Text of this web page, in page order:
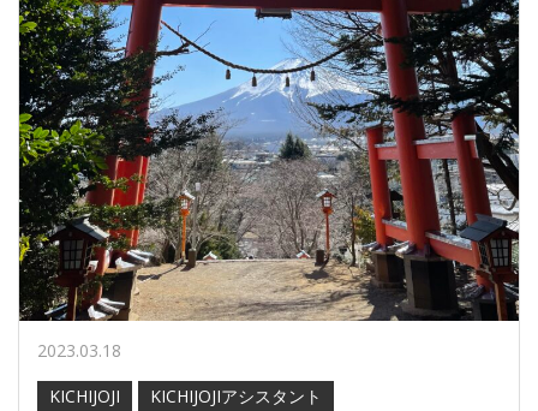
2023.03.18
KICHIJOJI
KICHIJOJIアシスタント